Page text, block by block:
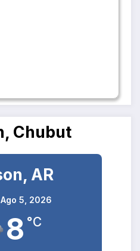
Chubut
AR
Ago 5, 2026
8 °C